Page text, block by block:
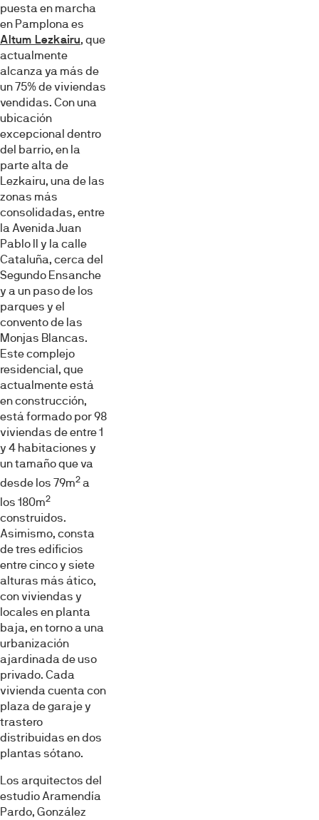
puesta en marcha
en Pamplona es
Altum Lezkairu, que
actualmente
alcanza ya más de
un 75% de viviendas
vendidas. Con una
ubicación
excepcional dentro
del barrio, en la
parte alta de
Lezkairu, una de las
zonas más
consolidadas, entre
la Avenida Juan
Pablo II y la calle
Cataluña, cerca del
Segundo Ensanche
y a un paso de los
parques y el
convento de las
Monjas Blancas.
Este complejo
residencial, que
actualmente está
en construcción,
está formado por 98
viviendas de entre 1
y 4 habitaciones y
un tamaño que va
desde los 79m2 a
los 180m2
construidos.
Asimismo, consta
de tres edificios
entre cinco y siete
alturas más ático,
con viviendas y
locales en planta
baja, en torno a una
urbanización
ajardinada de uso
privado. Cada
vivienda cuenta con
plaza de garaje y
trastero
distribuidas en dos
plantas sótano.
Los arquitectos del
estudio Aramendía
Pardo, González